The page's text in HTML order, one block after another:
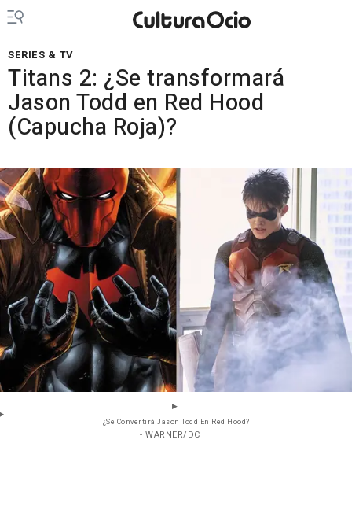
SERIES & TV
Titans 2: ¿Se transformará
Jason Todd en Red Hood
(Capucha Roja)?
¿Se Convertirá Jason Todd En Red Hood?
- WARNER/DC